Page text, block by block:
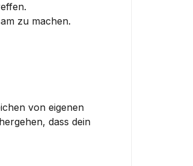
zu machen.
von eigenen
dass dein